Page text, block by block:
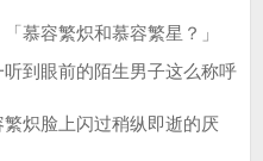
慕容繁炽和慕容繁星？」
到眼前的陌生男子这么称呼
炽脸上闪过稍纵即逝的厌